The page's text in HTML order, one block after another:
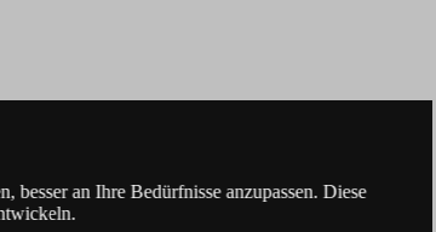
besser an Ihre Bedürfnisse anzupassen. Diese